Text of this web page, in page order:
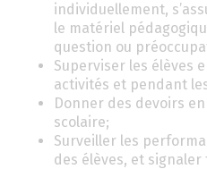
individuellement,
le matériel
question ou
Superviser les élèves
activités et pendant
Donner des devoirs
scolaire;
Surveiller les
des élèves, et